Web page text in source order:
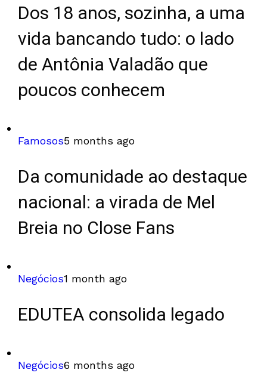
Dos 18 anos, sozinha, a uma
vida bancando tudo: o lado
de Antônia Valadão que
poucos conhecem
Famosos5 months ago
Da comunidade ao destaque
nacional: a virada de Mel
Breia no Close Fans
Negócios1 month ago
EDUTEA consolida legado
Negócios6 months ago